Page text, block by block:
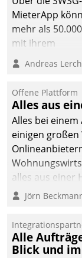
MieterApp
mehr als
mit ihrem
einsehen und
oder
abgeben –
Uhr.
Andreas
Offene Plattform
Alles aus
Alles bei
einigen
alles aus einer
Jörn
Alle
Blick und